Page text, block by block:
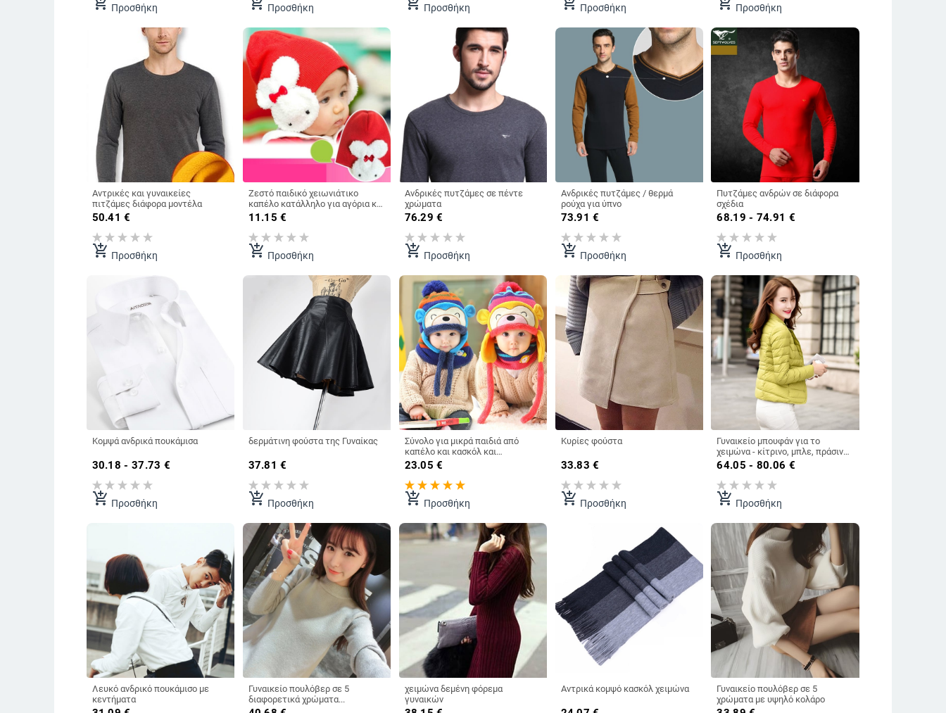
Προσθήκη Προσθήκη Προσθήκη Προσθήκη Προσθήκη
Αντρικές και γυναικείες
πιτζάμες διάφορα μοντέλα
50.41 €
add_shopping_cart Προσθήκη
Ζεστό παιδικό χειωνιάτικο
καπέλο κατάλληλο για αγόρια και
κορίτσια μέχρι 6 ετών -
διαφορετικά μοντέλα
11.15 €
add_shopping_cart Προσθήκη
Ανδρικές πυτζάμες σε πέντε
χρώματα
76.29 €
add_shopping_cart Προσθήκη
Ανδρικές πυτζάμες / θερμά
ρούχα για ύπνο
73.91 €
add_shopping_cart Προσθήκη
Πυτζάμες ανδρών σε διάφορα
σχέδια
68.19 - 74.91 €
add_shopping_cart Προσθήκη
Κομψά ανδρικά πουκάμισα
30.18 - 37.73 €
add_shopping_cart Προσθήκη
δερμάτινη φούστα της Γυναίκας
37.81 €
add_shopping_cart Προσθήκη
Σύνολο για μικρά παιδιά από
καπέλο και κασκόλ και
διαφορετικά χρώματα με αυτιά
23.05 €
add_shopping_cart Προσθήκη
Κυρίες φούστα
33.83 €
add_shopping_cart Προσθήκη
Γυναικείο μπουφάν για το
χειμώνα - κίτρινο, μπλε, πράσινο,
μαύρο, κόκκινο
64.05 - 80.06 €
add_shopping_cart Προσθήκη
Λευκό ανδρικό πουκάμισο με
κεντήματα
Γυναικείο πουλόβερ σε 5
διαφορετικά χρώματα...
χειμώνα δεμένη φόρεμα
γυναικών
Αντρικά κομψό κασκόλ χειμώνα
Γυναικείο πουλόβερ σε 5
χρώματα με υψηλό κολάρο